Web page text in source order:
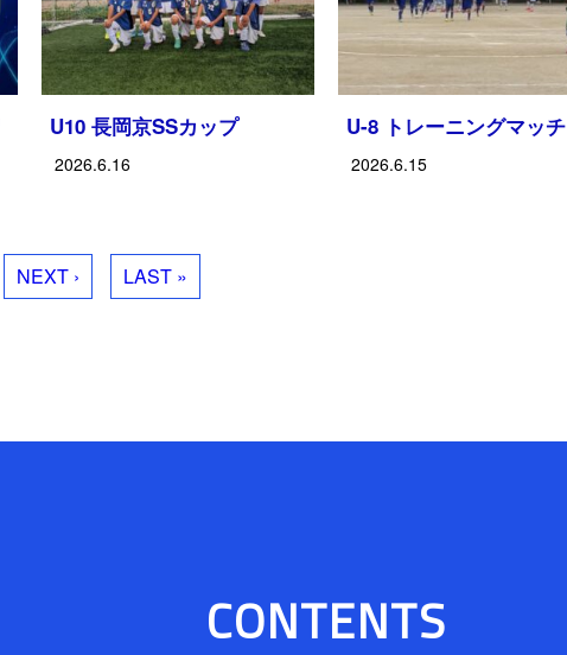
U10 長岡京SSカップ
2026.6.16
U-8 トレーニングマッチ
2026.6.15
NEXT › LAST »
CONTENTS